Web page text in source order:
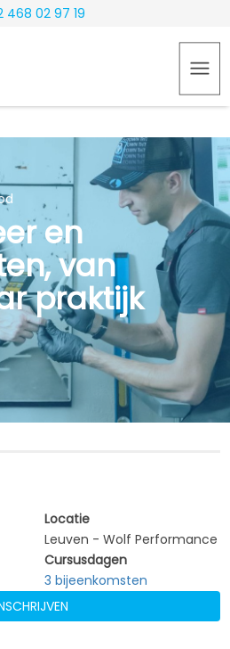
468 02 97 19
en
van
praktijk
Locatie
Leuven - Wolf Performance
Cursusdagen
3 bijeenkomsten